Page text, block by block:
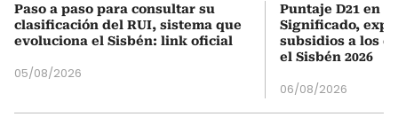
Paso a paso para consultar su
clasificación del RUI, sistema que
evoluciona el Sisbén: link oficial
05/08/2026
Puntaje D21 en
Significado,
subsidios a los
el Sisbén 2026
06/08/2026